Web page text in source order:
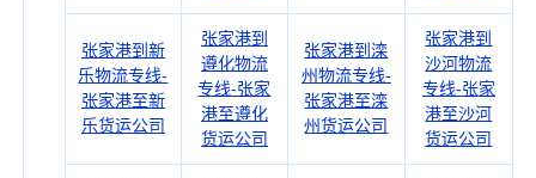
张家港到新
乐物流专线-
张家港至新
乐货运公司
张家港到
遵化物流
专线-张家
港至遵化
货运公司
张家港到滦
州物流专线-
张家港至滦
州货运公司
张家港到
沙河物流
专线-张家
港至沙河
货运公司